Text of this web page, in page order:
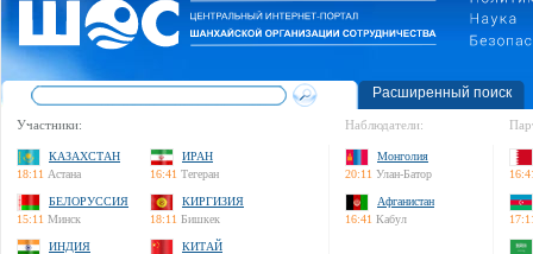
Расширенный поиск
Участники:
КАЗАХСТАН
18:11 Астана
ИРАН
16:41 Тегеран
БЕЛОРУССИЯ
15:11 Минск
КИРГИЗИЯ
18:11 Бишкек
ИНДИЯ
КИТАЙ
Наблюдатели:
Монголия
20:11 Улан-Батор
Афганистан
16:41 Кабул